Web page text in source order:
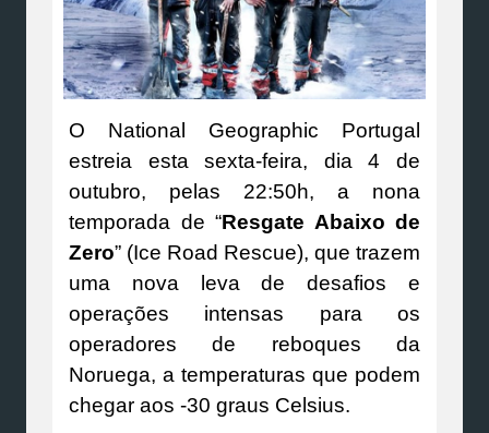
O National Geographic Portugal
estreia esta sexta-feira, dia 4 de
outubro, pelas 22:50h, a nona
temporada de “Resgate Abaixo de
Zero” (Ice Road Rescue), que trazem
uma nova leva de desafios e
operações intensas para os
operadores de reboques da
Noruega, a temperaturas que podem
chegar aos -30 graus Celsius.